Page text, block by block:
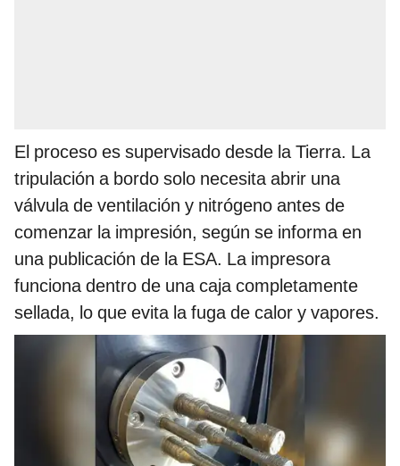
El proceso es supervisado desde la Tierra. La
tripulación a bordo solo necesita abrir una
válvula de ventilación y nitrógeno antes de
comenzar la impresión, según se informa en
una publicación de la ESA. La impresora
funciona dentro de una caja completamente
sellada, lo que evita la fuga de calor y vapores.